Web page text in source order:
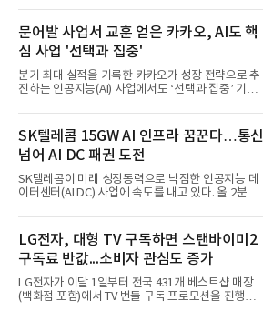
동기 대
이뤄졌다. 이후 2012년 한국형 구축함(KDX-1) 이상
의 함정에 실전 배치됐다.그해 7월 해군은 동해상에서
성능 검증을 위해 홍상어 시험발사를 실시했다. 이때
홍상어가 목표 지점에서 입수한 후 표적을 타격하지
못하고 물속에서 멈춰버리는 예상 밖의 일이 벌어졌
다. 2차 품질확인 사격 시험에서도 만족스러운 결과를
얻지 못했다. 완벽한 신뢰성 확보를 위해 LIG넥스원은
분야를
문어발 사업서 교훈 얻은 카카오, AI도 핵
심 사업 '선택과 집중'
분기 최대 실적을 기록한 카카오가 성장 전략으로 추
진하는 인공지능(AI) 사업에서도 ‘선택과 집중’ 기조
라 투자에 나서는 것과 달리, 카카오는 ‘카카오톡’이
라는 플랫폼 경쟁력을 활용한 AI 에이전트 서비스에
집중하는 전략이다. 과거 무리한 사업 확장 과정에서
겪었던 시행착오를 되풀이하지 않고 핵심 역량에 집
중하겠다는 취지로 풀이된다.7일 업계에 따르면 카카
오는 올해 2분기 연결 기준 매출 2조985억원, 영업이
익 2770억원을 기록했다. 전년 동기 대비 매출과 영업
은 4884억
SK텔레콤 15GW AI 인프라 꿈꾼다…통신
넘어 AI DC 패권 도전
SK텔레콤이 미래 성장동력으로 낙점한 인공지능 데
이터센터(AI DC) 사업에 속도를 내고 있다. 올 2분기
는 2035년까지 총 15GW(기가와트) 규모의 AI DC를
구축하겠다는 대형 청사진을 제시하면서다. 이에 따
라 경쟁 구도 역시 이동통신사인 KT, LG유플러스를
넘어 네이버, 삼성SDS 등 IT 인프라 기업으로 확장되
고 있다.7일 SK텔레콤에 따르면 회사는 올해 2분기
연결 기준 매출 4조 3591억원, 영업이익 5660억원을
기록했다. 매출은 전년 동기 대비 0.5%, 영업이익은
LG전자, 대형 TV 구독하면 스탠바이미2
구독료 반값...소비자 관심도 증가
LG전자가 이달 1일부터 전국 431개 베스트샵 매장
(백화점 포함)에서 TV 번들 구독 프로모션을 진행하고